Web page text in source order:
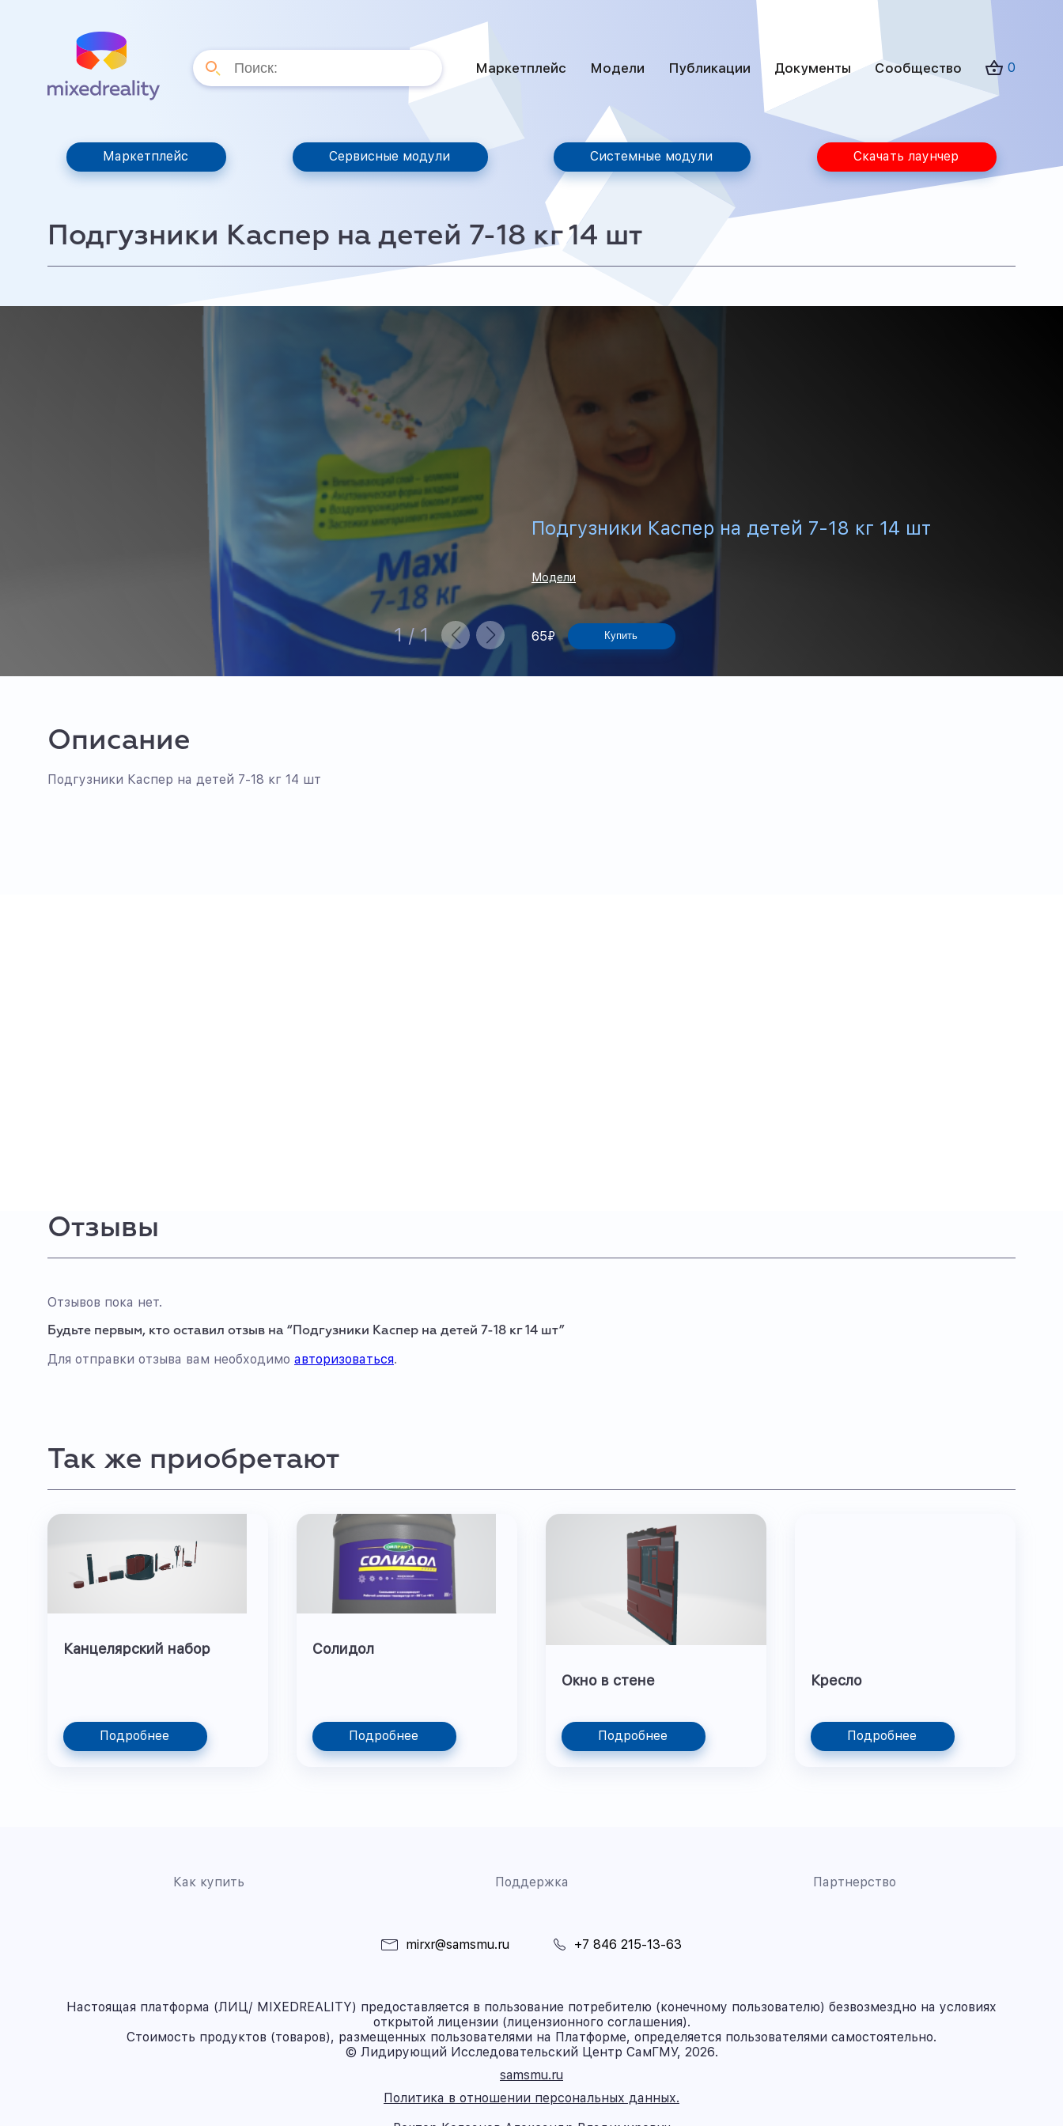
Маркетплейс Модели Публикации Документы Сообщество 0
Маркетплейс Сервисные модули Системные модули Скачать лаунчер
Подгузники Каспер на детей 7-18 кг 14 шт
1/1
Подгузники Каспер на детей 7-18 кг 14 шт
Модели
65₽ Купить
Описание
Подгузники Каспер на детей 7-18 кг 14 шт
Отзывы
Отзывов пока нет.
Будьте первым, кто оставил отзыв на “Подгузники Каспер на детей 7-18 кг 14 шт”
Для отправки отзыва вам необходимо авторизоваться.
Так же приобретают
Канцелярский набор
Подробнее
Солидол
Подробнее
Окно в стене
Подробнее
Кресло
Подробнее
Как купить Поддержка Партнерство
mirxr@samsmu.ru +7 846 215-13-63
Настоящая платформа (ЛИЦ/ MIXEDREALITY) предоставляется в пользование потребителю (конечному пользователю) безвозмездно на условиях
открытой лицензии (лицензионного соглашения).
Стоимость продуктов (товаров), размещенных пользователями на Платформе, определяется пользователями самостоятельно.
© Лидирующий Исследовательский Центр СамГМУ, 2026.
samsmu.ru
Политика в отношении персональных данных.